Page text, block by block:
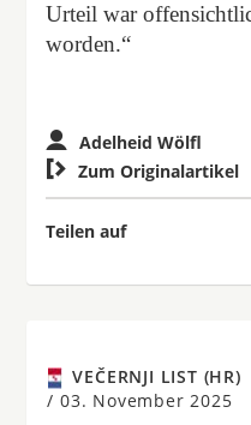
Urteil war
worden.“
Adelheid Wölfl
 Zum Originalartikel
Teilen auf
VEČERNJI LIST (HR)
/ 03. November 2025